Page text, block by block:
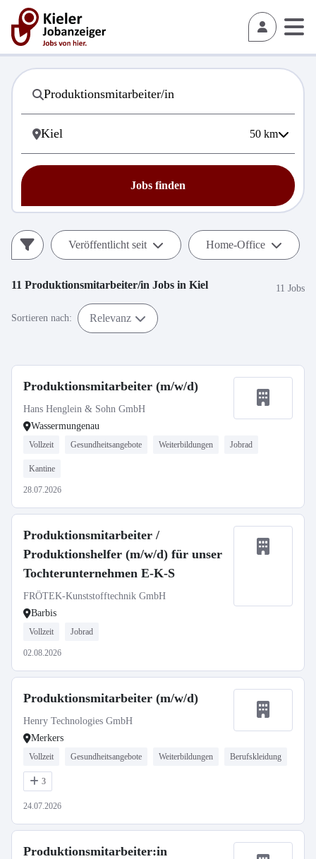
50 km
Jobs finden
Veröffentlicht seit Home-Office
11 Produktionsmitarbeiter/in Jobs in Kiel 11 Jobs
Sortieren nach: Relevanz
Produktionsmitarbeiter (m/w/d)
Hans Henglein & Sohn GmbH
Wassermungenau
Vollzeit Gesundheitsangebote Weiterbildungen Jobrad
Kantine
28.07.2026
Produktionsmitarbeiter /
Produktionshelfer (m/w/d) für unser
Tochterunternehmen E-K-S
FRÖTEK-Kunststofftechnik GmbH
Barbis
Vollzeit Jobrad
02.08.2026
Produktionsmitarbeiter (m/w/d)
Henry Technologies GmbH
Merkers
Vollzeit Gesundheitsangebote Weiterbildungen Berufskleidung
3
24.07.2026
Produktionsmitarbeiter:in